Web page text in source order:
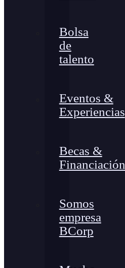
Bolsa
de
talento
Eventos &
Experiencias
Becas &
Financiación
Somos
empresa
BCorp